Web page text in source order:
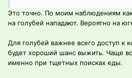
Это точно. По моим наблюдениям
на голубей нападают. Вероятно на
Для голубей важнее всего доступ к
будет хороший шанс выжить. Чаще
именно при тщетных поисках еды.